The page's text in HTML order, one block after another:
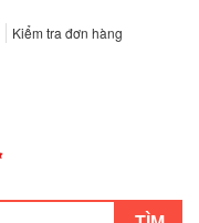
Kiểm tra đơn hàng